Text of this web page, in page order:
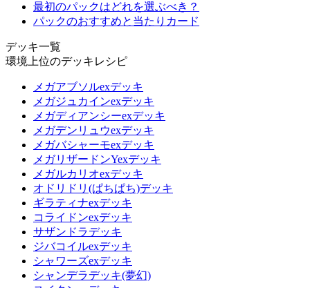
最初のパックはどれを選ぶべき？
パックのおすすめと当たりカード
デッキ一覧
環境上位のデッキレシピ
メガアブソルexデッキ
メガジュカインexデッキ
メガディアンシーexデッキ
メガデンリュウexデッキ
メガバシャーモexデッキ
メガリザードンYexデッキ
メガルカリオexデッキ
オドリドリ(ぱちぱち)デッキ
ギラティナexデッキ
コライドンexデッキ
サザンドラデッキ
ジバコイルexデッキ
シャワーズexデッキ
シャンデラデッキ(夢幻)